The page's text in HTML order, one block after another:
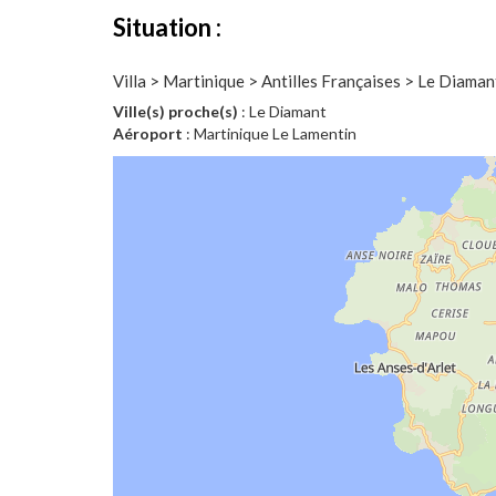
Situation :
Villa > Martinique > Antilles Françaises > Le
Ville(s) proche(s) : Le Diamant
Aéroport : Martinique Le Lamentin